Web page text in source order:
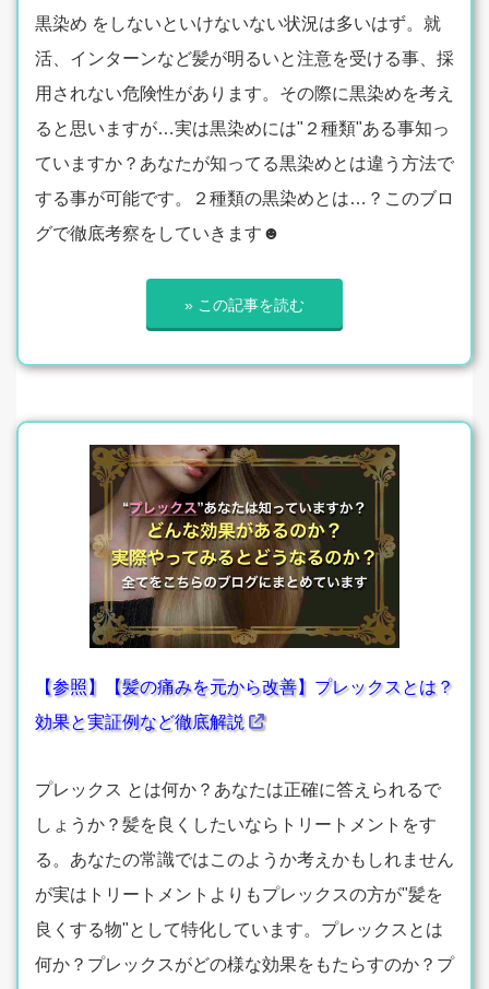
黒染め をしないといけないない状況は多いはず。就
活、インターンなど髪が明るいと注意を受ける事、採
用されない危険性があります。その際に黒染めを考え
ると思いますが…実は黒染めには"２種類"ある事知っ
ていますか？あなたが知ってる黒染めとは違う方法で
する事が可能です。２種類の黒染めとは…？このブロ
グで徹底考察をしていきます☻
» この記事を読む
【参照】【髪の痛みを元から改善】プレックスとは？
効果と実証例など徹底解説
プレックス とは何か？あなたは正確に答えられるで
しょうか？髪を良くしたいならトリートメントをす
る。あなたの常識ではこのようか考えかもしれません
が実はトリートメントよりもプレックスの方が"髪を
良くする物"として特化しています。プレックスとは
何か？プレックスがどの様な効果をもたらすのか？プ